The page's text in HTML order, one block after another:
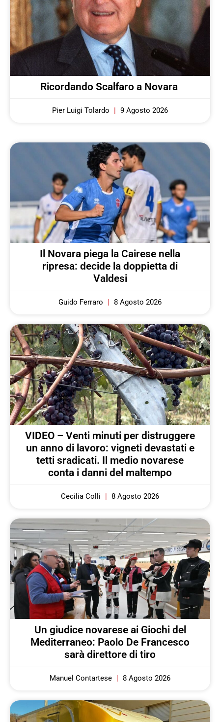
Ricordando Scalfaro a Novara
Pier Luigi Tolardo 9 Agosto 2026
Il Novara piega la Cairese nella
ripresa: decide la doppietta di
Valdesi
Guido Ferraro 8 Agosto 2026
VIDEO – Venti minuti per distruggere
un anno di lavoro: vigneti devastati e
tetti sradicati. Il medio novarese
conta i danni del maltempo
Cecilia Colli 8 Agosto 2026
Un giudice novarese ai Giochi del
Mediterraneo: Paolo De Francesco
sarà direttore di tiro
Manuel Contartese 8 Agosto 2026